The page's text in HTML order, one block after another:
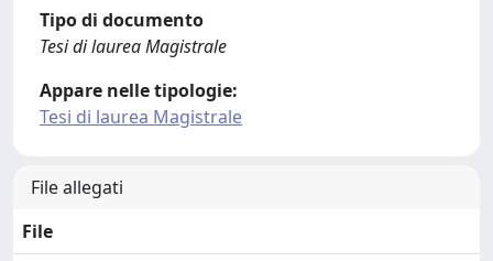
Tipo di documento
Tesi di laurea Magistrale
Appare nelle tipologie:
Tesi di laurea Magistrale
File allegati
File